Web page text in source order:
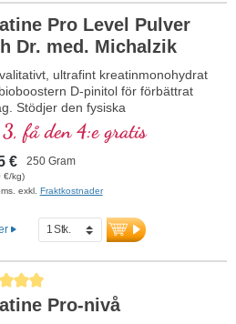
Pro Level Pulver
Dr. med. Michalzik
ultrafint kreatinmonohydrat
D-pinitol för förbättrat
Stödjer den fysiska
vid intensiva
och främjar återhämtning
Perfekt lösligt, flexibelt att
Veganskt, utan artificiella tillsatser,
försegling – utvecklat av
information om Creatine Pro
3, få den 4:e gratis
€ 250 Gram
€/kg)
exkl. Fraktkostnader
betyg på 5 av 5 stjärnor
Pro-nivå